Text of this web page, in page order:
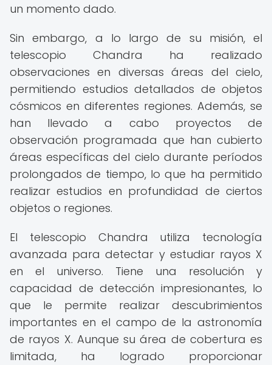
un momento dado.
Sin embargo, a lo largo de su misión, el
telescopio Chandra ha realizado
observaciones en diversas áreas del cielo,
permitiendo estudios detallados de objetos
cósmicos en diferentes regiones. Además, se
han llevado a cabo proyectos de
observación programada que han cubierto
áreas específicas del cielo durante períodos
prolongados de tiempo, lo que ha permitido
realizar estudios en profundidad de ciertos
objetos o regiones.
El telescopio Chandra utiliza tecnología
avanzada para detectar y estudiar rayos X
en el universo. Tiene una resolución y
capacidad de detección impresionantes, lo
que le permite realizar descubrimientos
importantes en el campo de la astronomía
de rayos X. Aunque su área de cobertura es
limitada, ha logrado proporcionar